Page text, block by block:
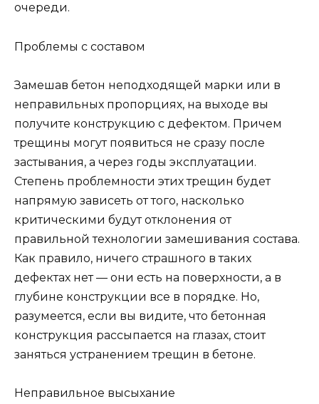
очереди.
Проблемы с составом
Замешав бетон неподходящей марки или в
неправильных пропорциях, на выходе вы
получите конструкцию с дефектом. Причем
трещины могут появиться не сразу после
застывания, а через годы эксплуатации.
Степень проблемности этих трещин будет
напрямую зависеть от того, насколько
критическими будут отклонения от
правильной технологии замешивания состава.
Как правило, ничего страшного в таких
дефектах нет — они есть на поверхности, а в
глубине конструкции все в порядке. Но,
разумеется, если вы видите, что бетонная
конструкция рассыпается на глазах, стоит
заняться устранением трещин в бетоне.
Неправильное высыхание